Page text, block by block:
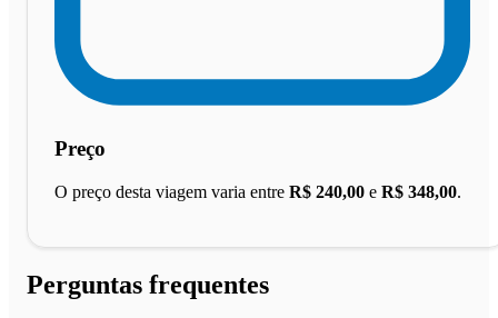
Preço
O preço desta viagem varia entre R$ 240,00 e R$ 348,00.
Perguntas frequentes